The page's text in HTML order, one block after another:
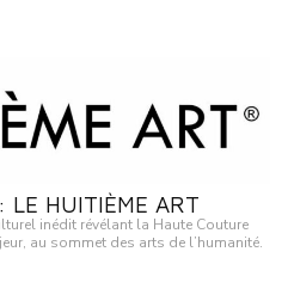
HUITIÈME ART
inédit révélant la Haute Couture
au sommet des arts de l’humanité.